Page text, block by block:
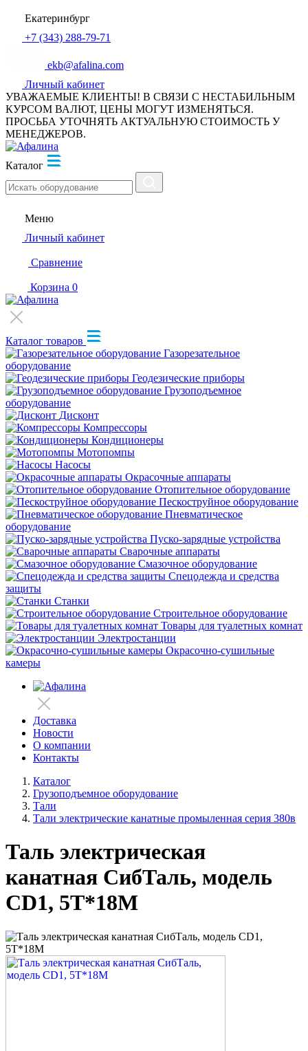
Екатеринбург
+7 (343) 288-79-71
ekb@afalina.com
Личный кабинет
УВАЖАЕМЫЕ КЛИЕНТЫ! В СВЯЗИ С НЕСТАБИЛЬНЫМ
КУРСОМ ВАЛЮТ, ЦЕНЫ МОГУТ ИЗМЕНЯТЬСЯ.
ПРОСЬБА УТОЧНЯТЬ АКТУАЛЬНУЮ СТОИМОСТЬ У
МЕНЕДЖЕРОВ.
Каталог
Меню
Личный кабинет
Сравнение
Корзина 0
Каталог товаров
Газорезательное
оборудование
Геодезические приборы
Грузоподъемное
оборудование
Дисконт
Компрессоры
Кондиционеры
Мотопомпы
Насосы
Окрасочные аппараты
Отопительное оборудование
Пескоструйное оборудование
Пневматическое
оборудование
Пуско-зарядные устройства
Сварочные аппараты
Смазочное оборудование
Спецодежда и средства
защиты
Станки
Строительное оборудование
Товары для туалетных комнат
Электростанции
Окрасочно-сушильные
камеры
Доставка
Новости
О компании
Контакты
Каталог
Грузоподъемное оборудование
Тали
Тали электрические канатные промыленная серия 380в
Таль электрическая
канатная СибТаль, модель
CD1, 5Т*18М